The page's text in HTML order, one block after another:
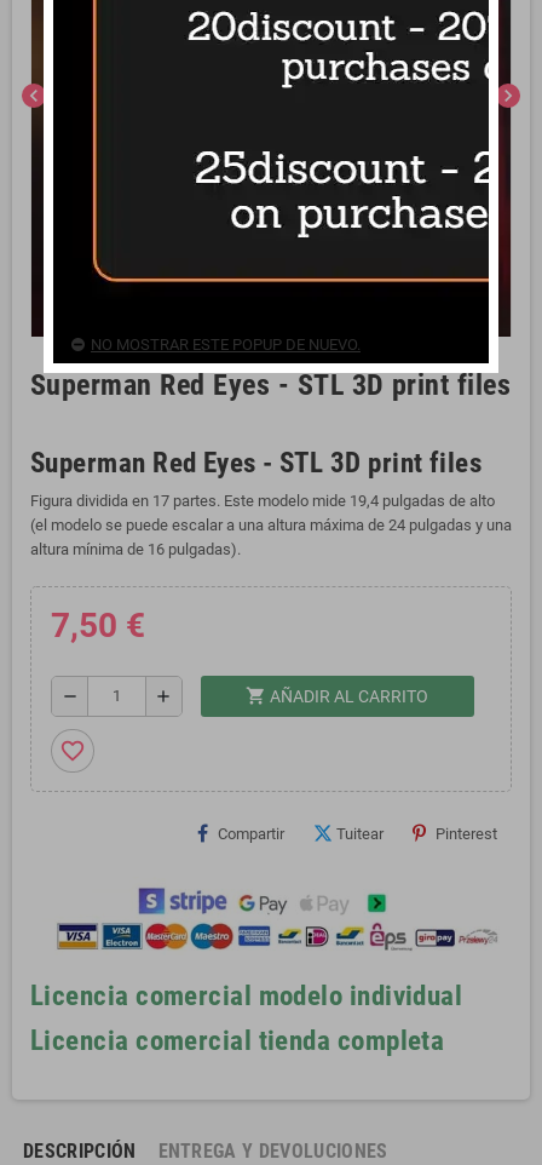
chevron_left chevron_right
Superman Red Eyes - STL 3D print files
Superman Red Eyes - STL 3D print files
Figura dividida en 17 partes. Este modelo mide 19,4 pulgadas de alto
(el modelo se puede escalar a una altura máxima de 24 pulgadas y una
altura mínima de 16 pulgadas).
7,50 €
remove add shopping_cart AÑADIR AL CARRITO
favorite_border
Compartir Tuitear Pinterest
Licencia comercial modelo individual
Licencia comercial tienda completa
DESCRIPCIÓN ENTREGA Y DEVOLUCIONES
NO MOSTRAR ESTE POPUP DE NUEVO.